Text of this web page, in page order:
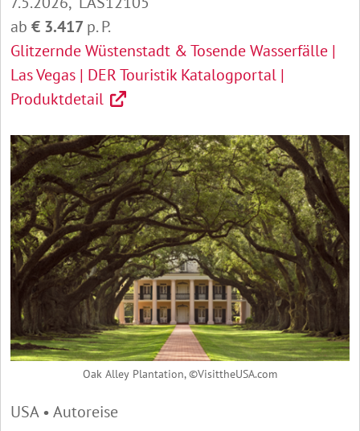
ab € 3.417p. P.
Glitzernde Wüstenstadt & Tosende Wasserfälle |
Las Vegas | DER Touristik Katalogportal |
Produktdetail
Oak Alley Plantation, ©VisittheUSA.com
USA • Autoreise